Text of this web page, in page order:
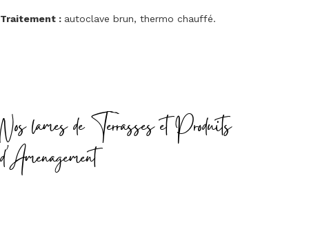
Traitement : autoclave brun, thermo chauffé.
Nos lames de Terrasses et Produits
d'Amenagement